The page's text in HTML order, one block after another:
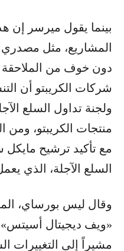
بينما يقول ميرسر إن
المشاريع، مثل مصدري
دون خوف من الملاحقة
شركات الكريبتو أن
ولجنة تداول السلع
منتجات الكريبتو، ومن
مع تأكيد ترشيح مايكل
السلع الآجلة، الذي
وقال ليس بورساي،
«ويف ديجيتال أسيتس»:
مشيراً إلى التغييرات